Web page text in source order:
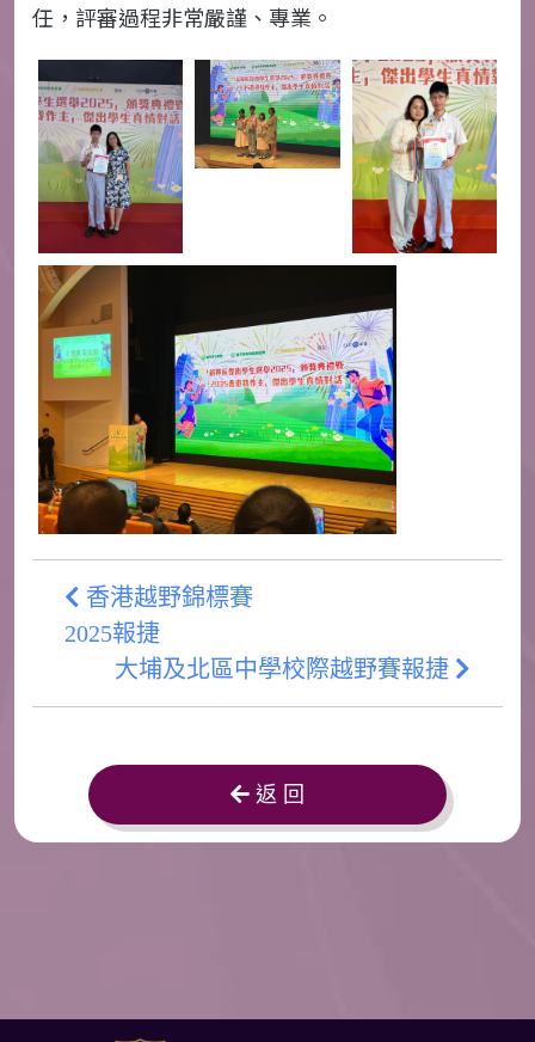
任，評審過程非常嚴謹、專業。
香港越野錦標賽
2025報捷
大埔及北區中學校際越野賽報捷
返 回